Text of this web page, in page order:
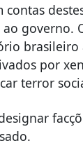
contas
governo.
por
terror